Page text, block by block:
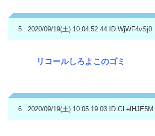
5 : 2020/09/19(土) 10:04:52.44 ID:WjWF4vSj0
リコールしろよこのゴミ
6 : 2020/09/19(土) 10:05:19.03 ID:GLeIHJE5M